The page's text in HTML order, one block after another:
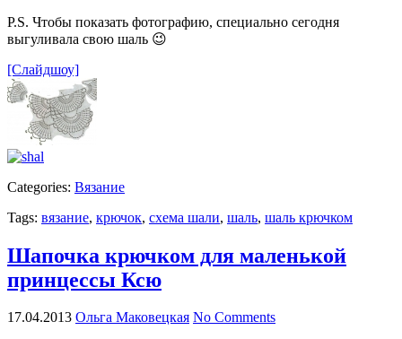
P.S. Чтобы показать фотографию, специально сегодня
выгуливала свою шаль 😉
[Слайдшоу]
Categories: Вязание
Tags: вязание, крючок, схема шали, шаль, шаль крючком
Шапочка крючком для маленькой
принцессы Ксю
17.04.2013 Ольга Маковецкая No Comments